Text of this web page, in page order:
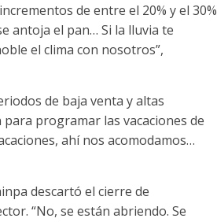
de entre el 20% y el 30%
antoja el pan… Si la lluvia te
el clima con nosotros”,
de baja venta y altas
programar las vacaciones de
ahí nos acomodamos…
descartó el cierre de
“No, se están abriendo. Se